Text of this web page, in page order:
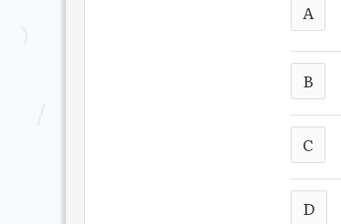
A
B
C
D